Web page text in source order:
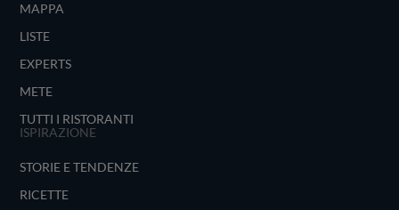
MAPPA
LISTE
EXPERTS
METE
TUTTI I RISTORANTI
ISPIRAZIONE
STORIE E TENDENZE
RICETTE